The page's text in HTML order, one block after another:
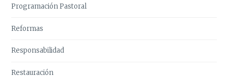
Programación Pastoral
Reformas
Responsabilidad
Restauración